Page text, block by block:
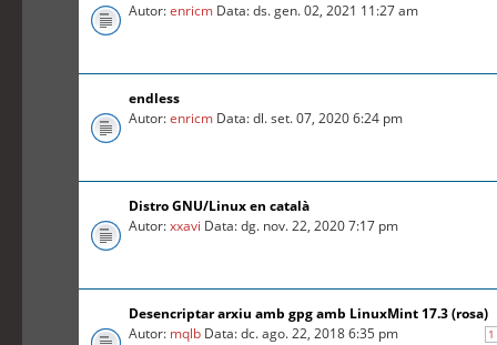
Autor:enricm Data: ds. gen. 02, 2021 11:27 am
endless
Autor:enricm Data: dl. set. 07, 2020 6:24 pm
Distro GNU/Linux en català
Autor:xxavi Data: dg. nov. 22, 2020 7:17 pm
Desencriptar arxiu amb gpg amb LinuxMint 17.3 (rosa)
1
Autor: mqlb Data: dc. ago. 22, 2018 6:35 pm